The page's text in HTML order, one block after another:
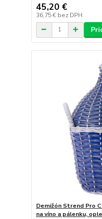
45,20 €
36,75 € bez DPH
Demižón Strend Pro
na víno a pálenku,